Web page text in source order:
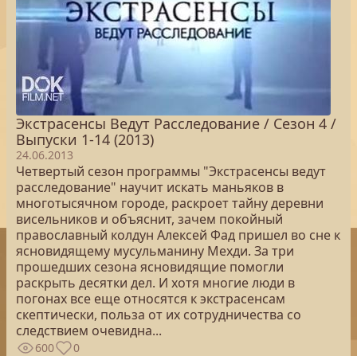
Экстрасенсы Ведут Расследование / Сезон 4 /
Выпуски 1-14 (2013)
24.06.2013
Четвертый сезон программы "Экстрасенсы ведут
расследование" научит искать маньяков в
многотысячном городе, раскроет тайну деревни
висельников и объяснит, зачем покойный
православный колдун Алексей Фад пришел во сне к
ясновидящему мусульманину Мехди. За три
прошедших сезона ясновидящие помогли
раскрыть десятки дел. И хотя многие люди в
погонах все еще относятся к экстрасенсам
скептически, польза от их сотрудничества со
следствием очевидна...
600 0